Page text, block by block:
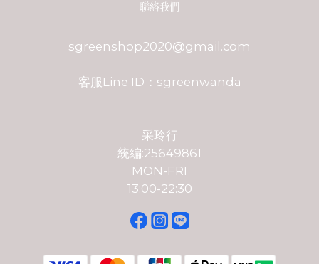
聯絡我們
sgreenshop2020@gmail.com
客服Line ID：sgreenwanda
采玲行
統編:25649861
MON-FRI
13:00-22:30